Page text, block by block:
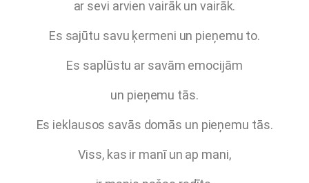
ar sevi arvien vairāk un vairāk.
Es sajūtu savu ķermeni un pieņemu to.
Es saplūstu ar savām emocijām
un pieņemu tās.
Es ieklausos savās domās un pieņemu tās.
Viss, kas ir manī un ap mani,